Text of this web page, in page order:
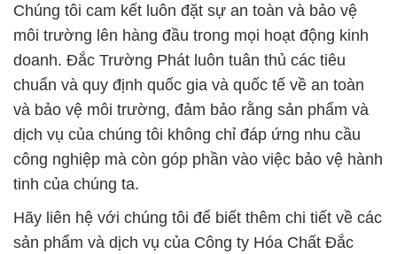
Chúng tôi cam kết luôn đặt sự an toàn và bảo vệ
môi trường lên hàng đầu trong mọi hoạt động kinh
doanh. Đắc Trường Phát luôn tuân thủ các tiêu
chuẩn và quy định quốc gia và quốc tế về an toàn
và bảo vệ môi trường, đảm bảo rằng sản phẩm và
dịch vụ của chúng tôi không chỉ đáp ứng nhu cầu
công nghiệp mà còn góp phần vào việc bảo vệ hành
tinh của chúng ta.
Hãy liên hệ với chúng tôi để biết thêm chi tiết về các
sản phẩm và dịch vụ của Công ty Hóa Chất Đắc